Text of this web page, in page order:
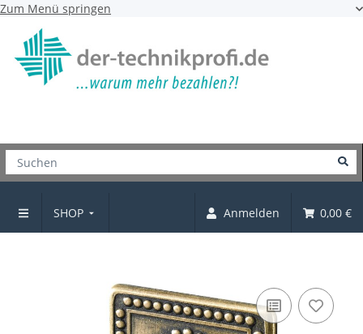
Zum Menü springen
SHOP Anmelden 0,00 €
Knopf